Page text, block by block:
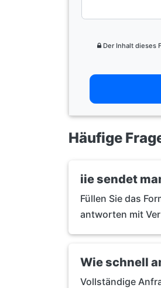
Der Inhalt dieses
Häufige
iie sendet
Füllen Sie das
antworten mit
Wie schnell
Vollständige